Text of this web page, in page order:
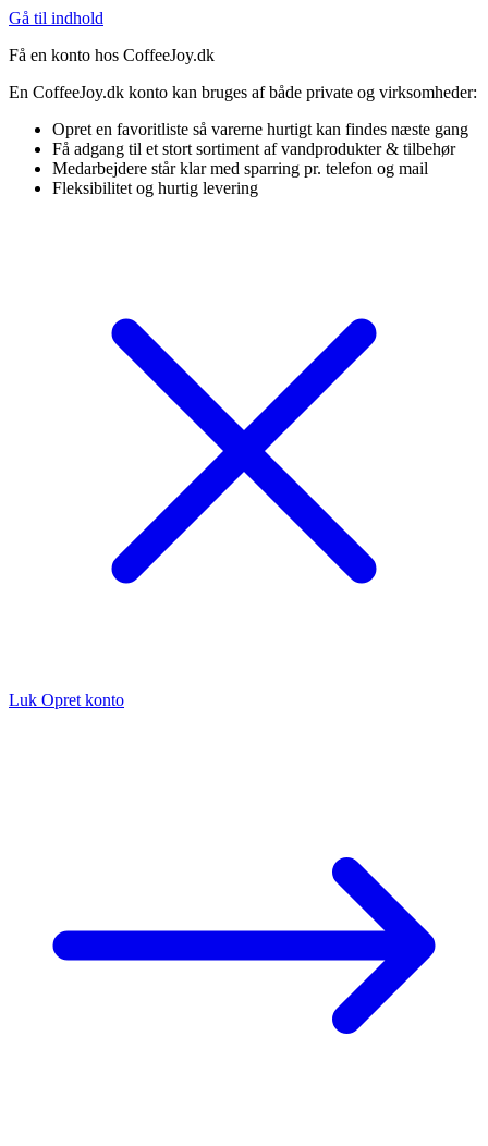
Gå til indhold
Få en konto hos CoffeeJoy.dk
En CoffeeJoy.dk konto kan bruges af både private og virksomheder:
Opret en favoritliste så varerne hurtigt kan findes næste gang
Få adgang til et stort sortiment af vandprodukter & tilbehør
Medarbejdere står klar med sparring pr. telefon og mail
Fleksibilitet og hurtig levering
Luk Opret konto